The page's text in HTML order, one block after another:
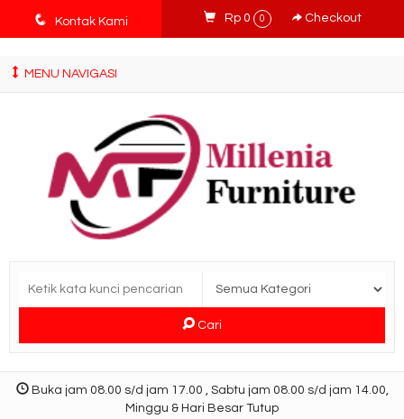
tv3ISbyqwvMDypa7aIfj2FUlPKawe7X5fX5v6wsT4Ns
q Kontak Kami Rp 0 0 Checkout
MENU NAVIGASI
Cari
Buka jam 08.00 s/d jam 17.00 , Sabtu jam 08.00 s/d jam 14.00,
Minggu & Hari Besar Tutup